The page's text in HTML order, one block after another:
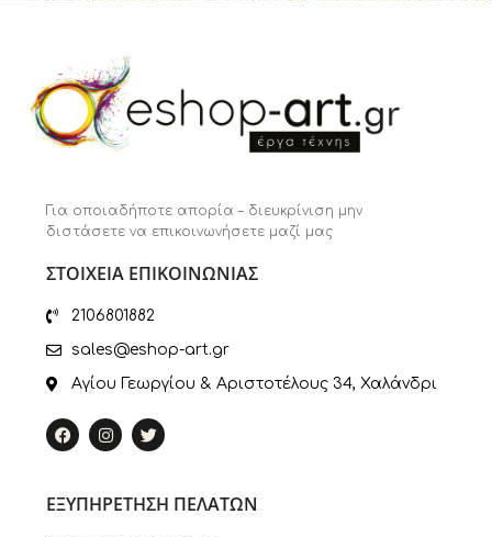
Για οποιαδήποτε απορία – διευκρίνιση μην
διστάσετε να επικοινωνήσετε μαζί μας
ΣΤΟΙΧΕΙΑ ΕΠΙΚΟΙΝΩΝΙΑΣ
2106801882
sales@eshop-art.gr
Αγίου Γεωργίου & Αριστοτέλους 34, Χαλάνδρι
ΕΞΥΠΗΡΕΤΗΣΗ ΠΕΛΑΤΩΝ